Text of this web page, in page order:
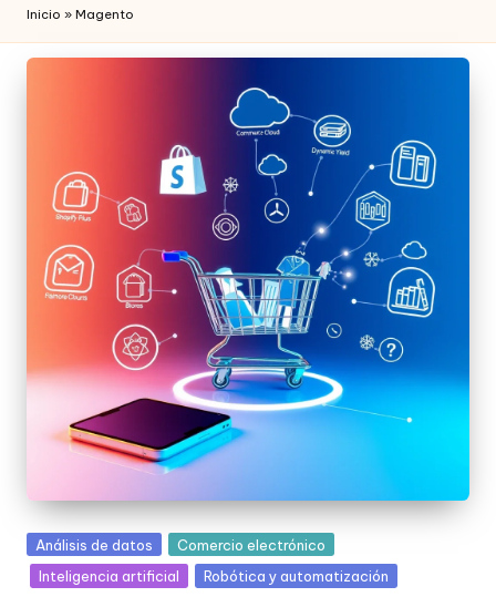
Inicio » Magento
Posted
in
Análisis de datos
Comercio electrónico
Inteligencia artificial
Robótica y automatización